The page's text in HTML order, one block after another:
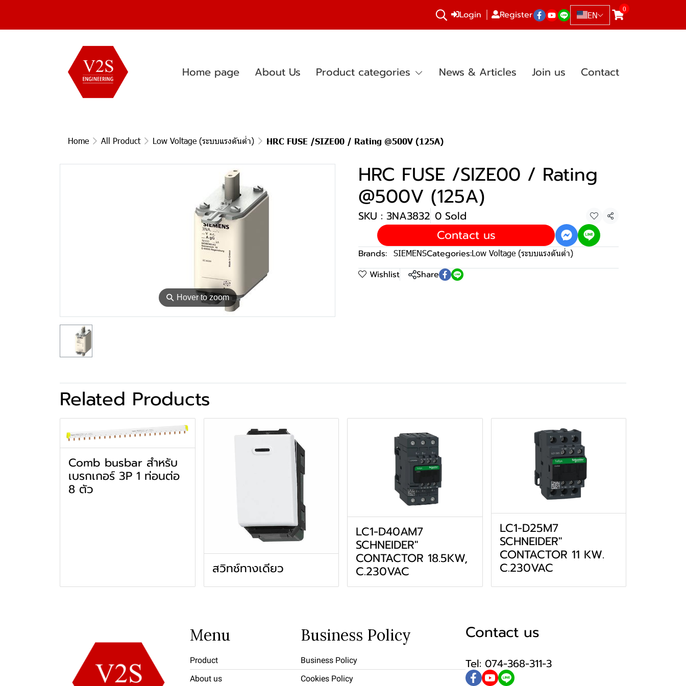
Login Register EN
0
Home page About Us Product categories News & Articles Join us Contact
Home All Product Low Voltage (ระบบแรงดันต่ำ) HRC FUSE /SIZE00 / Rating @500V (125A)
⚲ Hover to zoom
HRC FUSE /SIZE00 / Rating
@500V (125A)
SKU : 3NA3832 0 Sold
Share
Contact us
Brands: SIEMENSCategories:Low Voltage (ระบบแรงดันต่ำ)
Wishlist Share
Related Products
Comb busbar สำหรับ
เบรกเกอร์ 3P 1 ท่อนต่อ
8 ตัว
สวิทช์ทางเดียว
LC1-D40AM7
SCHNEIDER"
CONTACTOR 18.5KW,
C.230VAC
LC1-D25M7
SCHNEIDER"
CONTACTOR 11 KW.
C.230VAC
Menu
Product
About us
Business Policy
Business Policy
Cookies Policy
Contact us
Tel: 074-368-311-3